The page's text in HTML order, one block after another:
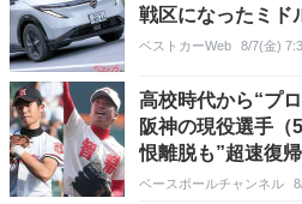
戦区になったミド
ベストカーWeb 8/7(金)
高校時代から“プ
阪神の現役選手
恨離脱も”超速復
ベースボールチャンネル